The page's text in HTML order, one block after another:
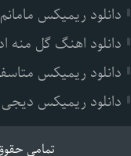
دانلود ریمیکس
دانلود اهنگ گل منه
دانلود ریمیکس
دانلود ریمیکس
تمامی